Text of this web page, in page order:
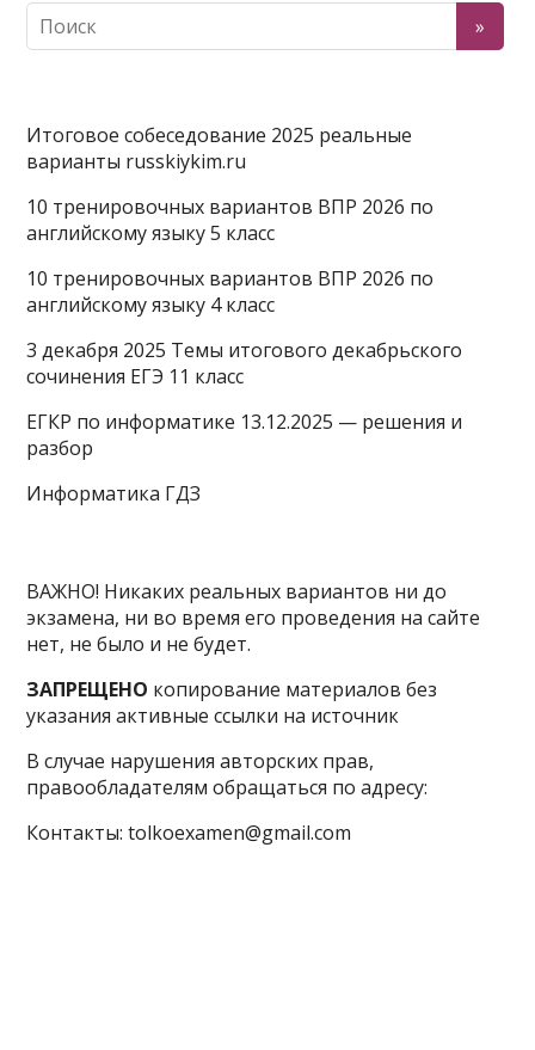
Итоговое собеседование 2025 реальные
варианты russkiykim.ru
10 тренировочных вариантов ВПР 2026 по
английскому языку 5 класс
10 тренировочных вариантов ВПР 2026 по
английскому языку 4 класс
3 декабря 2025 Темы итогового декабрьского
сочинения ЕГЭ 11 класс
ЕГКР по информатике 13.12.2025 — решения и
разбор
Информатика ГДЗ
ВАЖНО! Никаких реальных вариантов ни до
экзамена, ни во время его проведения на сайте
нет, не было и не будет.
ЗАПРЕЩЕНО копирование материалов без
указания активные ссылки на источник
В случае нарушения авторских прав,
правообладателям обращаться по адресу:
Контакты: tolkoexamen@gmail.com